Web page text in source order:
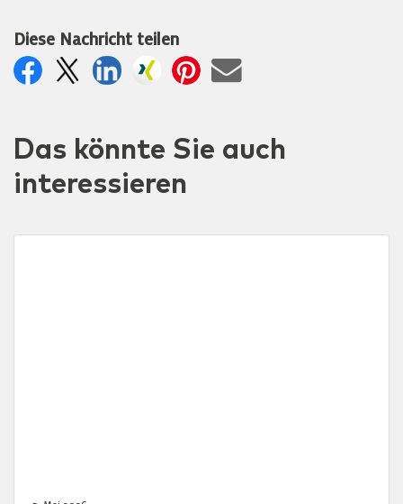
Diese Nachricht teilen
Das könnte Sie auch
interessieren